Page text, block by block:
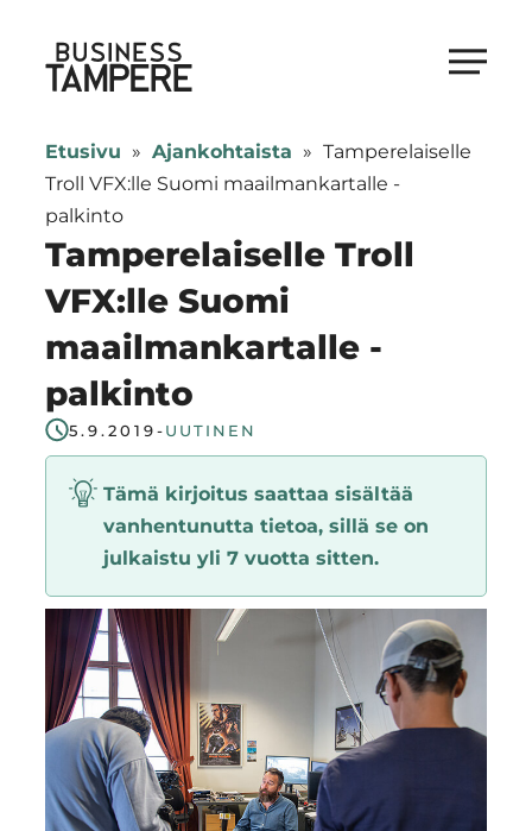
suoraan
sisältöön
Business Tampere
Tampere
supports
talents,
investors
and
entrepreneurs
in
a
smooth
start
Tampere
Region
Etusivu » Ajankohtaista » Tamperelaiselle
Troll VFX:lle Suomi maailmankartalle -
palkinto
Tamperelaiselle Troll
VFX:lle Suomi
maailmankartalle -
palkinto
5.9.2019-UUTINEN
Tämä kirjoitus saattaa sisältää
vanhentunutta tietoa, sillä se on
julkaistu yli 7 vuotta sitten.